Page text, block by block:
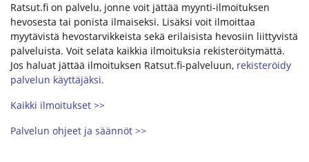
Ratsut.fi on palvelu, jonne voit jättää myynti-ilmoituksen
hevosesta tai ponista ilmaiseksi. Lisäksi voit ilmoittaa
myytävistä hevostarvikkeista sekä erilaisista hevosiin liittyvistä
palveluista. Voit selata kaikkia ilmoituksia rekisteröitymättä.
Jos haluat jättää ilmoituksen Ratsut.fi-palveluun, rekisteröidy
palvelun käyttäjäksi.
Kaikki ilmoitukset >>
Palvelun ohjeet ja säännöt >>